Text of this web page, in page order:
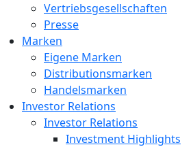
Vertriebsgesellschaften
Presse
Marken
Eigene Marken
Distributionsmarken
Handelsmarken
Investor Relations
Investor Relations
Investment Highlights